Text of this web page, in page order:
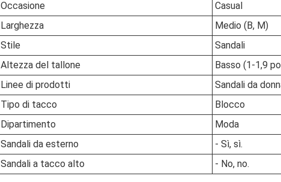
Occasione
Casual
Larghezza
Medio (B, M)
Stile
Sandali
Altezza del tallone
Basso (1-1,9
Linee di prodotti
Sandali da
Tipo di tacco
Blocco
Dipartimento
Moda
Sandali da esterno
- Sì, sì.
Sandali a tacco alto
- No, no.